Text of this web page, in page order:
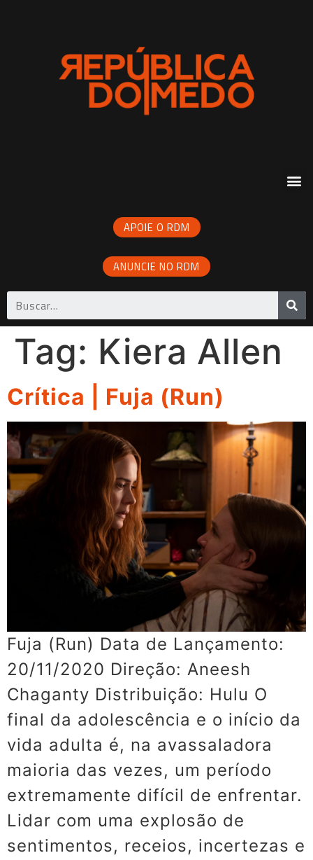
APOIE O RDM
ANUNCIE NO RDM
Tag: Kiera Allen
Crítica | Fuja (Run)
Fuja (Run) Data de Lançamento:
20/11/2020 Direção: Aneesh
Chaganty Distribuição: Hulu O
final da adolescência e o início da
vida adulta é, na avassaladora
maioria das vezes, um período
extremamente difícil de enfrentar.
Lidar com uma explosão de
sentimentos, receios, incertezas e